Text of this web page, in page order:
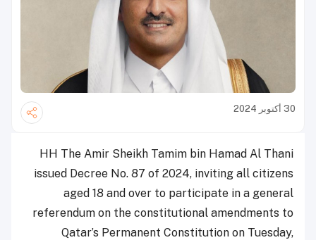
30 أكتوبر 2024
HH The Amir Sheikh Tamim bin Hamad Al Thani
issued Decree No. 87 of 2024, inviting all citizens
aged 18 and over to participate in a general
referendum on the constitutional amendments to
Qatar’s Permanent Constitution on Tuesday,